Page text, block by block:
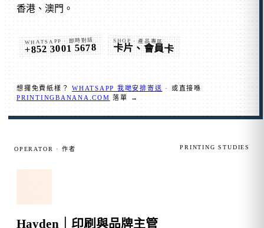
香港、澳門。
WHATSAPP · 即時對話
+852 3001 5678
SHOP · 產品專區
卡片、會員卡
想攞免費紙樣？WHATSAPP 我哋安排寄送 · 或直接喺
PRINTINGBANANA.COM 落單 →
OPERATOR · 作者 PRINTING STUDIES
Hayden｜印刷與品牌主管